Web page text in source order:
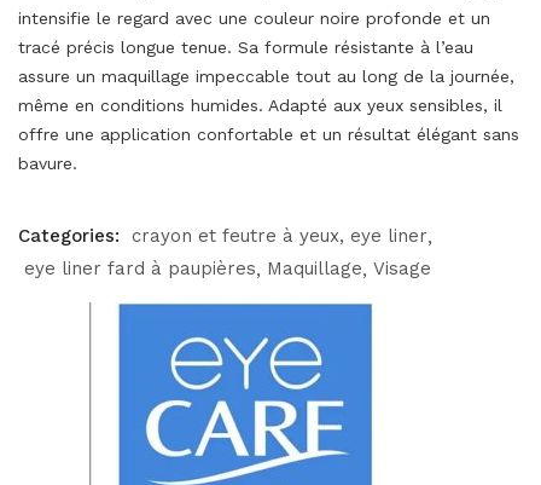
intensifie le regard avec une couleur noire profonde et un
tracé précis longue tenue. Sa formule résistante à l’eau
assure un maquillage impeccable tout au long de la journée,
même en conditions humides. Adapté aux yeux sensibles, il
offre une application confortable et un résultat élégant sans
bavure.
Categories:
crayon et feutre à yeux, eye liner
eye liner fard à paupières
Maquillage Visage